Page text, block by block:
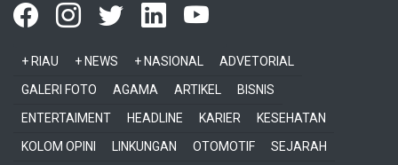
+ RIAU + NEWS + NASIONAL
ADVETORIAL
GALERI FOTO
AGAMA ARTIKEL
BISNIS
ENTERTAIMENT
HEADLINE KARIER
KESEHATAN
KOLOM OPINI
LINKUNGAN OTOMOTIF
SEJARAH